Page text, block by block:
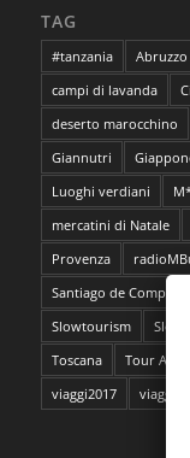
TAG
#tanzania Abruzzo
campi di lavanda
deserto marocchino
Giannutri
Luoghi verdiani
mercatini di Natale
Provenza
Santiago de
Slowtourism
Slow
Toscana
Tour
viaggi2017
viaggi